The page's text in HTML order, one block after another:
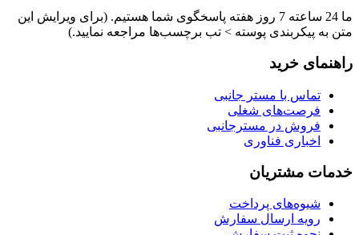
ما 24 ساعته 7 روز هفته پاسخگوی شما هستیم. (برای ویرایش این
متن به پیکربندی پوسته > تب برچسب‌ها مراجعه نمایید.)
راهنمای خرید
تماس با مستر جانبی
فرصت‌های شغلی
فروش در مسترجانبی
اخباری فناوری
خدمات مشتریان
شیوه‌های پرداخت
رویه ارسال سفارش